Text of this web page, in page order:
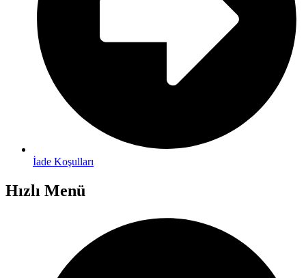
İade Koşulları
Hızlı Menü